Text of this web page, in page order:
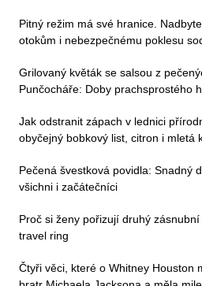
Pitný režim má své hranice.
otokům i nebezpečnému poklesu
Grilovaný květák se salsou z
Punčocháře: Doby prachsprostého
Jak odstranit zápach v lednici
obyčejný bobkový list, citron i mletá
Pečená švestková povidla: Snadný
všichni i začátečníci
Proč si ženy pořizují druhý
travel ring
Čtyři věci, které o Whitney Houston